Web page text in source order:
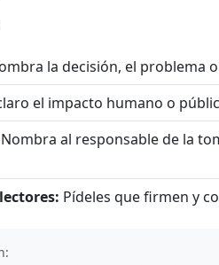
la decisión, el problema
el impacto humano o
Nombra al responsable de la
Pídeles que firmen y